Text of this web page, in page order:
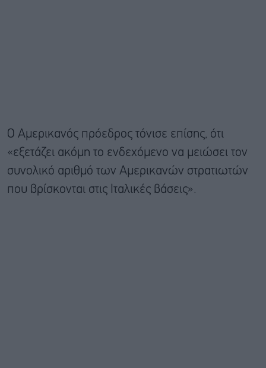
Ο Αμερικανός πρόεδρος τόνισε επίσης, ότι
«εξετάζει ακόμη το ενδεχόμενο να μειώσει τον
συνολικό αριθμό των Αμερικανών στρατιωτών
που βρίσκονται στις Ιταλικές βάσεις».